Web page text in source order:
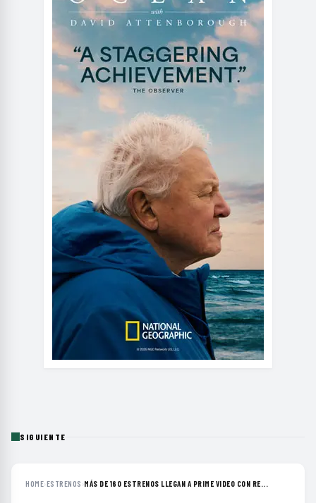
SIGUIENTE
HOME›ESTRENOS ›MÁS DE 160 ESTRENOS LLEGAN A PRIME VIDEO CON RE...